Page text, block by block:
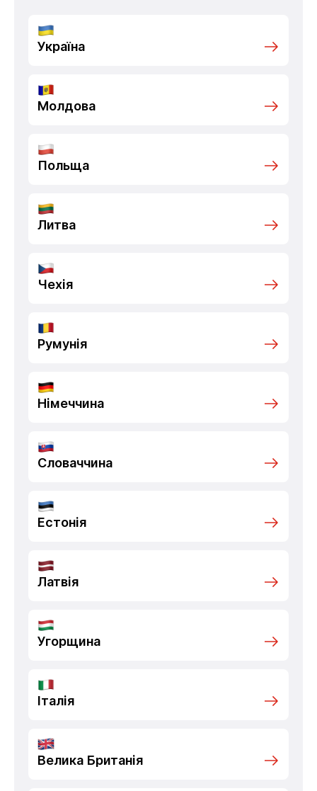
Україна
Молдова
Польща
Литва
Чехія
Румунія
Німеччина
Словаччина
Естонія
Латвія
Угорщина
Італія
Велика Британія